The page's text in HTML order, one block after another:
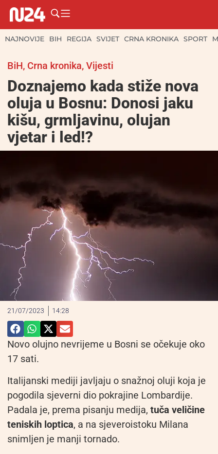
NAJNOVIJE BIH REGIJA SVIJET CRNA KRONIKA SPORT
BiH, Crna kronika, Vijesti
Doznajemo kada stiže nova
oluja u Bosnu: Donosi jaku
kišu, grmljavinu, olujan
vjetar i led!?
21/07/2023 14:28
Novo olujno nevrijeme u Bosni se očekuje oko
17 sati.
Italijanski mediji javljaju o snažnoj oluji koja je
pogodila sjeverni dio pokrajine Lombardije.
Padala je, prema pisanju medija, tuča veličine
teniskih loptica, a na sjeveroistoku Milana
snimljen je manji tornado.